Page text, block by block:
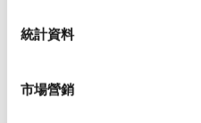
統計資料
市場營銷
環境規範